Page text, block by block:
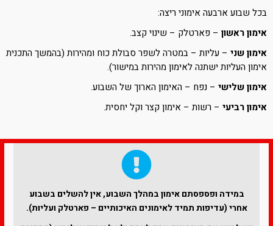
בכל שבוע ארבעה אימוני ריצה:
אימון ראשון – פארטלק – שינוי קצב.
אימון שני – עליות – במטרה לשפר סבולת כוח ומהירות (בהמשך התכנית
אימון העליות ישתנה לאימון מהירות במישור).
אימון שלישי – נפח – האימון הארוך של השבוע.
אימון רביעי – רשות – אימון קצר וקל יחסית.
במידה ופספסתם אימון במהלך השבוע, אין להשלים בשבוע
אחרי (עדיפות תמיד לאימונים האיכותיים – פארטלק ועליות).